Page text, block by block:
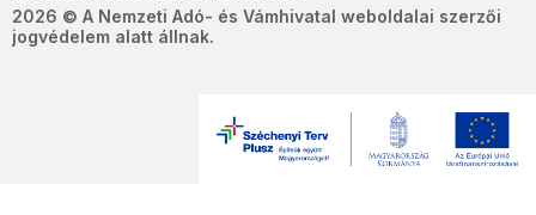
2026 © A Nemzeti Adó- és Vámhivatal weboldalai szerzői
jogvédelem alatt állnak.